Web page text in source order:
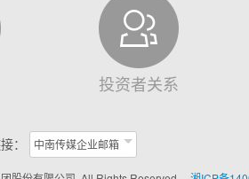
投资者关系
： 中南传媒企业邮箱